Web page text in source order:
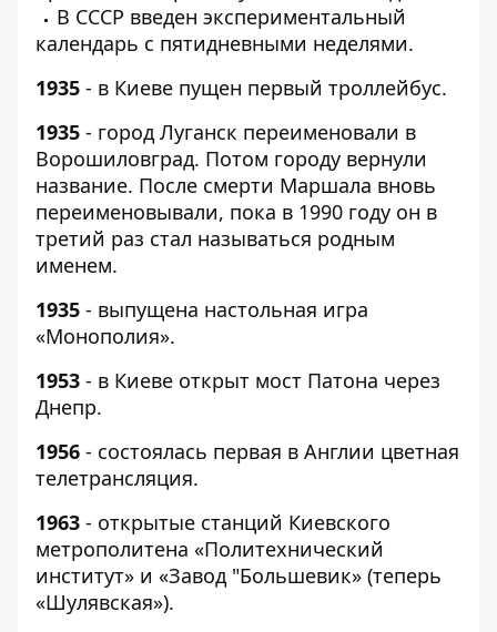
В СССР введен экспериментальный
календарь с пятидневными неделями.
1935 - в Киеве пущен первый троллейбус.
1935 - город Луганск переименовали в
Ворошиловград. Потом городу вернули
название. После смерти Маршала вновь
переименовывали, пока в 1990 году он в
третий раз стал называться родным
именем.
1935 - выпущена настольная игра
«Монополия».
1953 - в Киеве открыт мост Патона через
Днепр.
1956 - состоялась первая в Англии цветная
телетрансляция.
1963 - открытые станций Киевского
метрополитена «Политехнический
институт» и «Завод "Большевик» (теперь
«Шулявская»).